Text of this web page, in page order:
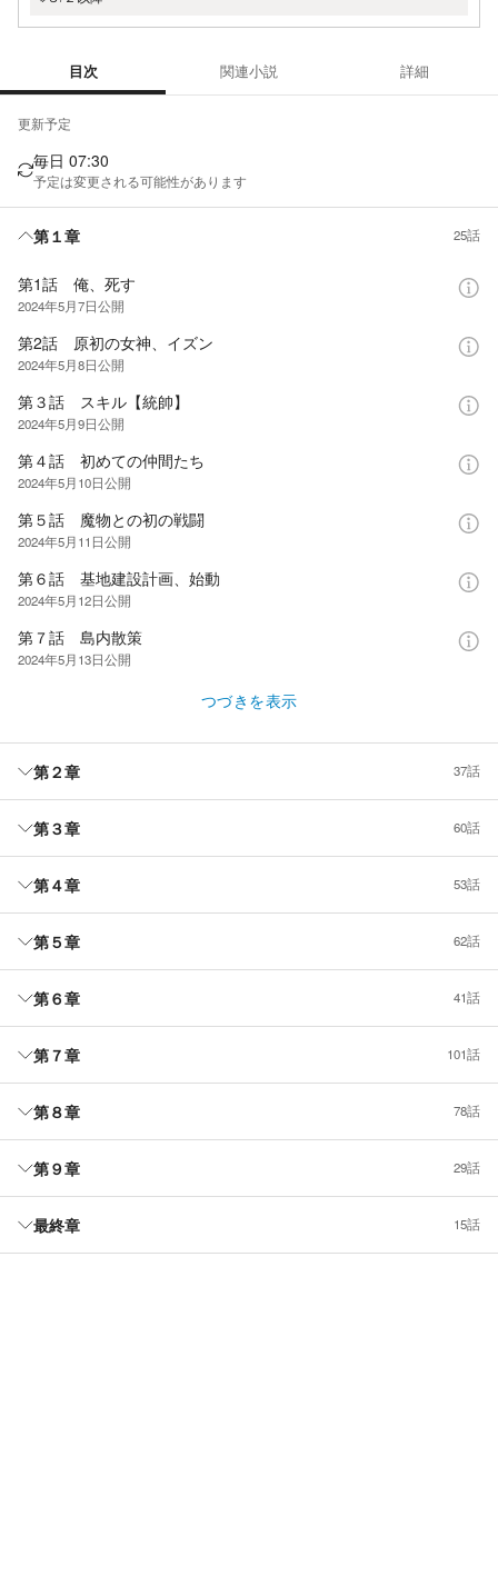
目次 関連小説 詳細
更新予定
毎日 07:30
予定は変更される可能性があります
第１章 25話
第1話 俺、死す
2024年5月7日公開
第2話 原初の女神、イズン
2024年5月8日公開
第３話 スキル【統帥】
2024年5月9日公開
第４話 初めての仲間たち
2024年5月10日公開
第５話 魔物との初の戦闘
2024年5月11日公開
第６話 基地建設計画、始動
2024年5月12日公開
第７話 島内散策
2024年5月13日公開
つづきを表示
第２章 37話
第３章 60話
第４章 53話
第５章 62話
第６章 41話
第７章 101話
第８章 78話
第９章 29話
最終章 15話